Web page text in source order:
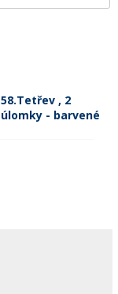
58.Tetřev , 2
úlomky - barvené